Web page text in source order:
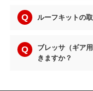
ルーフキットの
ブレッサ（ギア
きますか？